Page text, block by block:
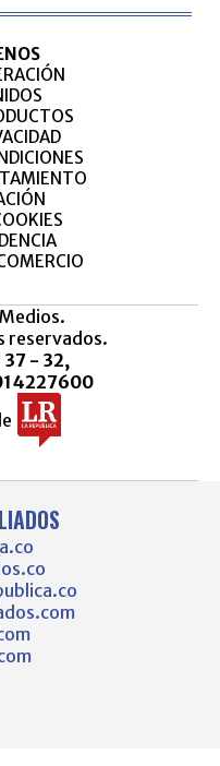
reservados.
37 - 32,